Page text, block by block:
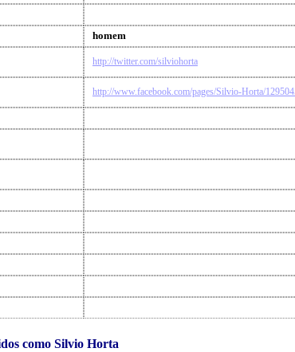
homem
http://twitter.com/silviohorta
http://www.facebook.com/pages/Silvio-Horta/
como Silvio Horta